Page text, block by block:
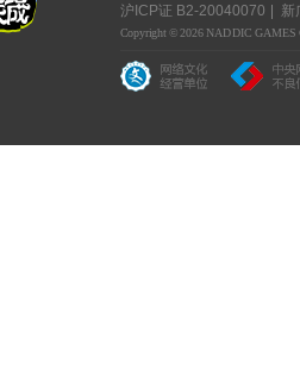
沪ICP证 B2-20040070
新
Copyright © 2026 NADDIC GAMES